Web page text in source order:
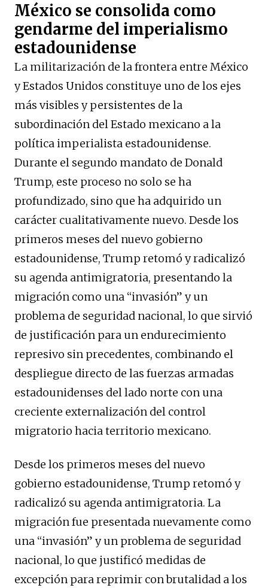
México se consolida como
gendarme del imperialismo
estadounidense
La militarización de la frontera entre México
y Estados Unidos constituye uno de los ejes
más visibles y persistentes de la
subordinación del Estado mexicano a la
política imperialista estadounidense.
Durante el segundo mandato de Donald
Trump, este proceso no solo se ha
profundizado, sino que ha adquirido un
carácter cualitativamente nuevo. Desde los
primeros meses del nuevo gobierno
estadounidense, Trump retomó y radicalizó
su agenda antimigratoria, presentando la
migración como una “invasión” y un
problema de seguridad nacional, lo que sirvió
de justificación para un endurecimiento
represivo sin precedentes, combinando el
despliegue directo de las fuerzas armadas
estadounidenses del lado norte con una
creciente externalización del control
migratorio hacia territorio mexicano.
Desde los primeros meses del nuevo
gobierno estadounidense, Trump retomó y
radicalizó su agenda antimigratoria. La
migración fue presentada nuevamente como
una “invasión” y un problema de seguridad
nacional, lo que justificó medidas de
excepción para reprimir con brutalidad a los